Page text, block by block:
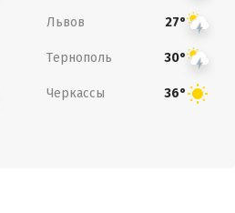
Львов 27°
Тернополь 30°
Черкассы 36°